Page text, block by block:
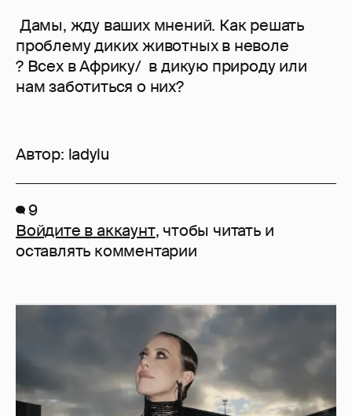
Дамы, жду ваших мнений. Как решать
проблему диких животных в неволе
? Всех в Африку/ в дикую природу или
нам заботиться о них?
Автор: ladylu
9
Войдите в аккаунт, чтобы читать и
оставлять комментарии